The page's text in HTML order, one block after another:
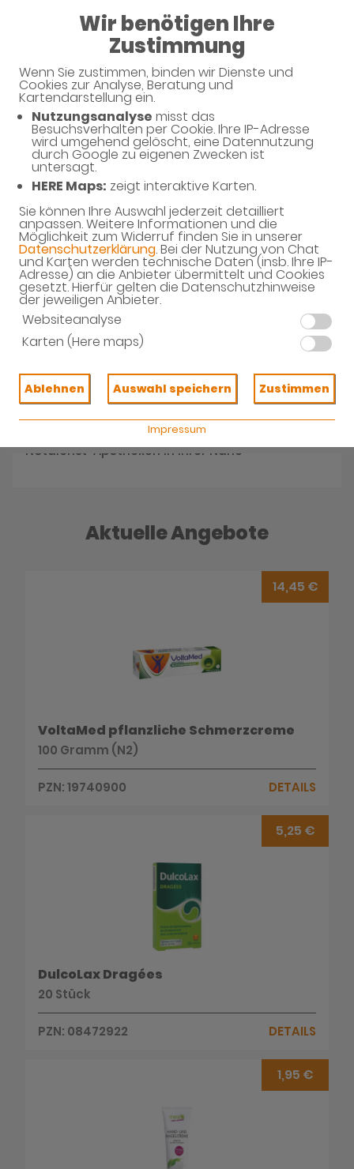
Wir benötigen Ihre
Zustimmung
Wenn Sie zustimmen, binden wir Dienste und
Cookies zur Analyse, Beratung und
Kartendarstellung ein.
Nutzungsanalyse misst das
Besuchsverhalten per Cookie. Ihre IP-Adresse
wird umgehend gelöscht, eine Datennutzung
durch Google zu eigenen Zwecken ist
untersagt.
HERE Maps: zeigt interaktive Karten.
Sie können Ihre Auswahl jederzeit detailliert
anpassen. Weitere Informationen und die
Möglichkeit zum Widerruf finden Sie in unserer
Datenschutzerklärung. Bei der Nutzung von Chat
und Karten werden technische Daten (insb. Ihre IP-
Adresse) an die Anbieter übermittelt und Cookies
gesetzt. Hierfür gelten die Datenschutzhinweise
der jeweiligen Anbieter.
Websiteanalyse
Karten (Here maps)
Ablehnen Auswahl speichern Zustimmen
Impressum
08:00 - 13:00
15:00 - 18:30
Sonnen-Apotheke
Willkommen in Ihrer Apotheke
Ihre Gesundheitsberatung vor Ort
Unverbindliche Reservierung
Notdienst-Apotheken in Ihrer Nähe
Aktuelle Angebote
14,45 €
VoltaMed pflanzliche Schmerzcreme
100 Gramm (N2)
PZN: 19740900 DETAILS
5,25 €
DulcoLax Dragées
20 Stück
PZN: 08472922 DETAILS
1,95 €